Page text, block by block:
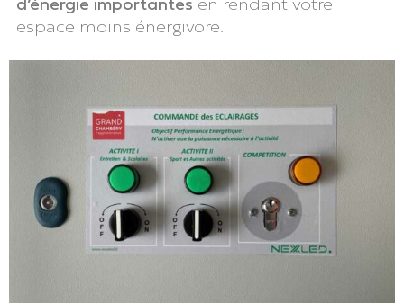
espace moins énergivore.